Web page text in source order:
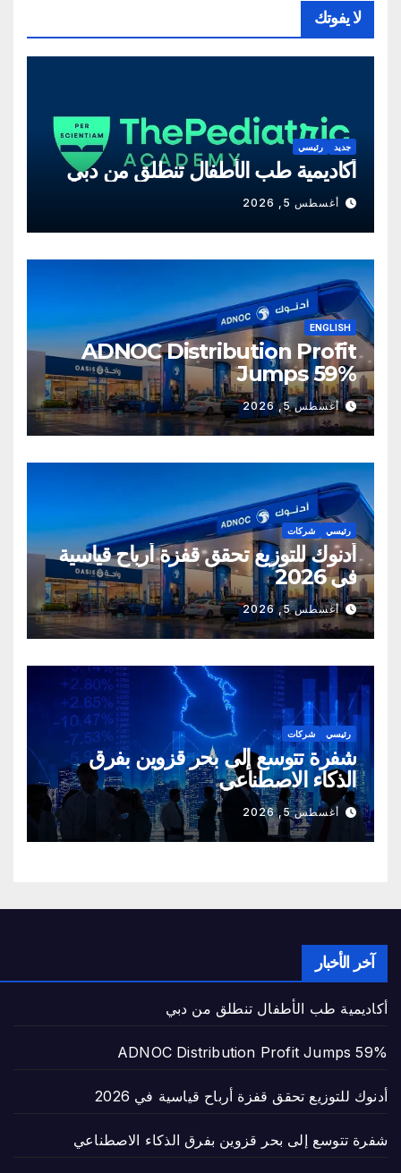
لا يفوتك
جديد رئيسي
أكاديمية طب الأطفال تنطلق من دبي
أغسطس 5, 2026
ENGLISH
ADNOC Distribution Profit
Jumps 59%
أغسطس 5, 2026
رئيسي شركات
أدنوك للتوزيع تحقق قفزة أرباح قياسية
في 2026
أغسطس 5, 2026
رئيسي شركات
شفرة تتوسع إلى بحر قزوين بفرق
الذكاء الاصطناعي
أغسطس 5, 2026
آخر الأخبار
أكاديمية طب الأطفال تنطلق من دبي
ADNOC Distribution Profit Jumps 59%
أدنوك للتوزيع تحقق قفزة أرباح قياسية في 2026
شفرة تتوسع إلى بحر قزوين بفرق الذكاء الاصطناعي